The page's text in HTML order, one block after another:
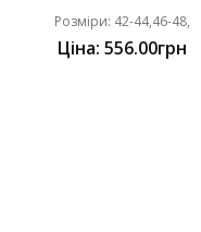
Розміри: 42-44,46-48,
Ціна: 556.00грн